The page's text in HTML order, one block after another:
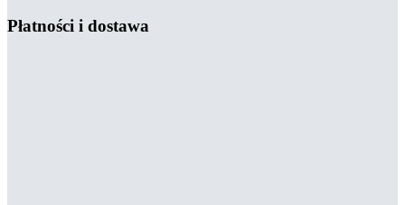
Płatności i dostawa